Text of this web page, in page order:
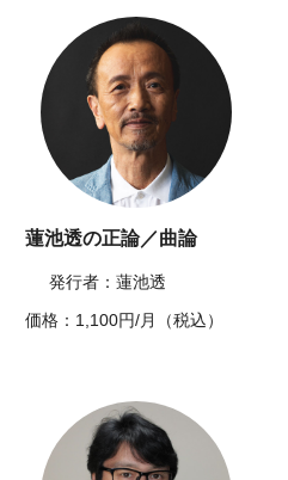
蓮池透の正論／曲論
発行者：蓮池透
価格：1,100円/月（税込）